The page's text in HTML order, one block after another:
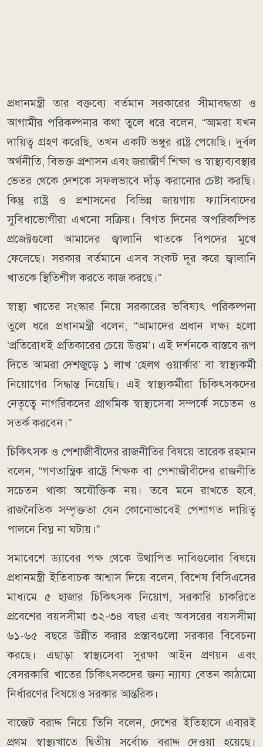
প্রধানমন্ত্রী তার বক্তব্যে বর্তমান সরকারের সীমাবদ্ধতা ও
আগামীর পরিকল্পনার কথা তুলে ধরে বলেন, “আমরা যখন
দায়িত্ব গ্রহণ করেছি, তখন একটি ভঙ্গুর রাষ্ট্র পেয়েছি। দুর্বল
অর্থনীতি, বিভক্ত প্রশাসন এবং জরাজীর্ণ শিক্ষা ও স্বাস্থ্যব্যবস্থার
ভেতর থেকে দেশকে সফলভাবে দাঁড় করানোর চেষ্টা করছি।
কিন্তু রাষ্ট্র ও প্রশাসনের বিভিন্ন জায়গায় ফ্যাসিবাদের
সুবিধাভোগীরা এখনো সক্রিয়। বিগত দিনের অপরিকল্পিত
প্রজেক্টগুলো আমাদের জ্বালানি খাতকে বিপদের মুখে
ফেলেছে। সরকার বর্তমানে এসব সংকট দূর করে জ্বালানি
খাতকে স্থিতিশীল করতে কাজ করছে।”
স্বাস্থ্য খাতের সংস্কার নিয়ে সরকারের ভবিষ্যৎ পরিকল্পনা
তুলে ধরে প্রধানমন্ত্রী বলেন, “আমাদের প্রধান লক্ষ্য হলো
‘প্রতিরোধই প্রতিকারের চেয়ে উত্তম’। এই দর্শনকে বাস্তবে রূপ
দিতে আমরা দেশজুড়ে ১ লাখ ‘হেলথ ওয়ার্কার’ বা স্বাস্থ্যকর্মী
নিয়োগের সিদ্ধান্ত নিয়েছি। এই স্বাস্থ্যকর্মীরা চিকিৎসকদের
নেতৃত্বে নাগরিকদের প্রাথমিক স্বাস্থ্যসেবা সম্পর্কে সচেতন ও
সতর্ক করবেন।”
চিকিৎসক ও পেশাজীবীদের রাজনীতির বিষয়ে তারেক রহমান
বলেন, “গণতান্ত্রিক রাষ্ট্রে শিক্ষক বা পেশাজীবীদের রাজনীতি
সচেতন থাকা অযৌক্তিক নয়। তবে মনে রাখতে হবে,
রাজনৈতিক সম্পৃক্ততা যেন কোনোভাবেই পেশাগত দায়িত্ব
পালনে বিঘ্ন না ঘটায়।”
সমাবেশে ড্যাবের পক্ষ থেকে উত্থাপিত দাবিগুলোর বিষয়ে
প্রধানমন্ত্রী ইতিবাচক আশ্বাস দিয়ে বলেন, বিশেষ বিসিএসের
মাধ্যমে ৫ হাজার চিকিৎসক নিয়োগ, সরকারি চাকরিতে
প্রবেশের বয়সসীমা ৩২-৩৪ বছর এবং অবসরের বয়সসীমা
৬১-৬৫ বছরে উন্নীত করার প্রস্তাবগুলো সরকার বিবেচনা
করছে। এছাড়া স্বাস্থ্যসেবা সুরক্ষা আইন প্রণয়ন এবং
বেসরকারি খাতের চিকিৎসকদের জন্য ন্যায্য বেতন কাঠামো
নির্ধারণের বিষয়েও সরকার আন্তরিক।
বাজেট বরাদ্দ নিয়ে তিনি বলেন, দেশের ইতিহাসে এবারই
প্রথম স্বাস্থ্যখাতে দ্বিতীয় সর্বোচ্চ বরাদ্দ দেওয়া হয়েছে।